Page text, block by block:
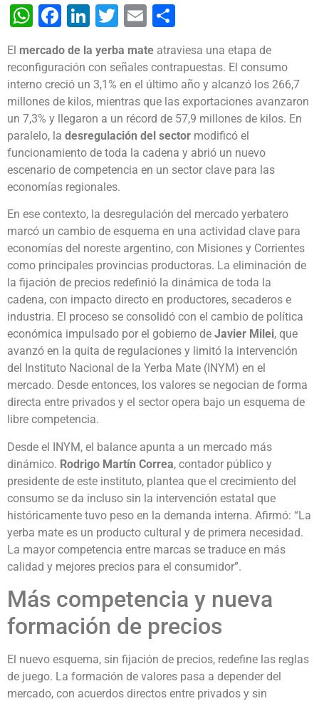
WhatsApp
Facebook
LinkedIn
Twitter
Email
El mercado de la yerba mate atraviesa una etapa de
reconfiguración con señales contrapuestas. El consumo
interno creció un 3,1% en el último año y alcanzó los 266,7
millones de kilos, mientras que las exportaciones avanzaron
un 7,3% y llegaron a un récord de 57,9 millones de kilos. En
paralelo, la desregulación del sector modificó el
funcionamiento de toda la cadena y abrió un nuevo
escenario de competencia en un sector clave para las
economías regionales.
En ese contexto, la desregulación del mercado yerbatero
marcó un cambio de esquema en una actividad clave para
economías del noreste argentino, con Misiones y Corrientes
como principales provincias productoras. La eliminación de
la fijación de precios redefinió la dinámica de toda la
cadena, con impacto directo en productores, secaderos e
industria. El proceso se consolidó con el cambio de política
económica impulsado por el gobierno de Javier Milei, que
avanzó en la quita de regulaciones y limitó la intervención
del Instituto Nacional de la Yerba Mate (INYM) en el
mercado. Desde entonces, los valores se negocian de forma
directa entre privados y el sector opera bajo un esquema de
libre competencia.
Desde el INYM, el balance apunta a un mercado más
dinámico. Rodrigo Martín Correa, contador público y
presidente de este instituto, plantea que el crecimiento del
consumo se da incluso sin la intervención estatal que
históricamente tuvo peso en la demanda interna. Afirmó: “La
yerba mate es un producto cultural y de primera necesidad.
La mayor competencia entre marcas se traduce en más
calidad y mejores precios para el consumidor”.
Más competencia y nueva
formación de precios
El nuevo esquema, sin fijación de precios, redefine las reglas
de juego. La formación de valores pasa a depender del
mercado, con acuerdos directos entre privados y sin